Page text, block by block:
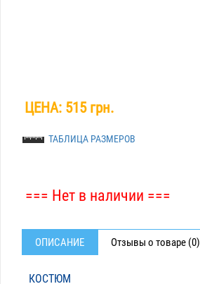
ЦЕНА: 515 грн.
ТАБЛИЦА РАЗМЕРОВ
=== Нет в наличии ===
ОПИСАНИЕ Отзывы о товаре (0)
КОСТЮМ